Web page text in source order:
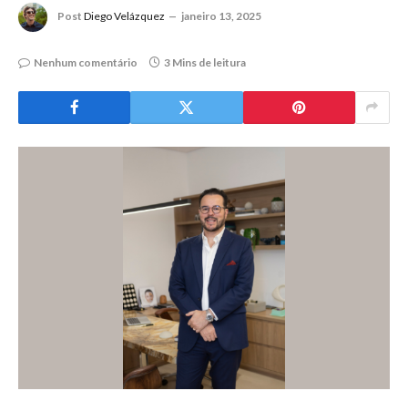
Post Diego Velázquez janeiro 13, 2025
Nenhum comentário 3 Mins de leitura